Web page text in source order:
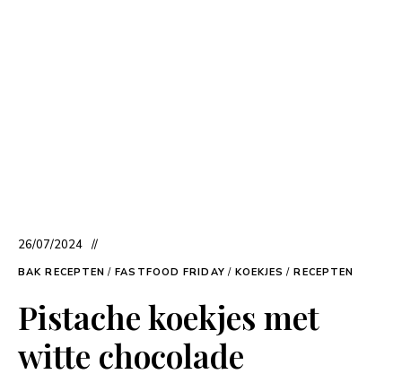
26/07/2024
BAK RECEPTEN / FASTFOOD FRIDAY / KOEKJES / RECEPTEN
Pistache koekjes met
witte chocolade